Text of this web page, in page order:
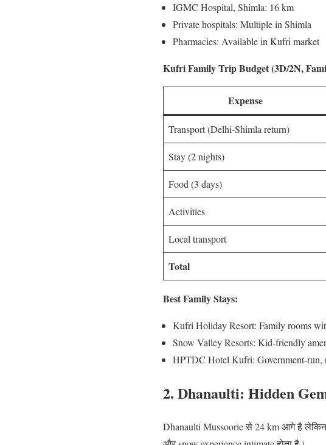
IGMC Hospital, Shimla: 16 km
Private hospitals: Multiple in Shimla
Pharmacies: Available in Kufri market
Kufri Family Trip Budget (3D/2N,
Expense
Transport (Delhi-Shimla return)
Stay (2 nights)
Food (3 days)
Activities
Local transport
Total
Best Family Stays:
Kufri Holiday Resort: Family rooms
Snow Valley Resorts: Kid-friendly
HPTDC Hotel Kufri: Government-run,
2. Dhanaulti: Hidden
Dhanaulti Mussoorie से 24 km आगे है